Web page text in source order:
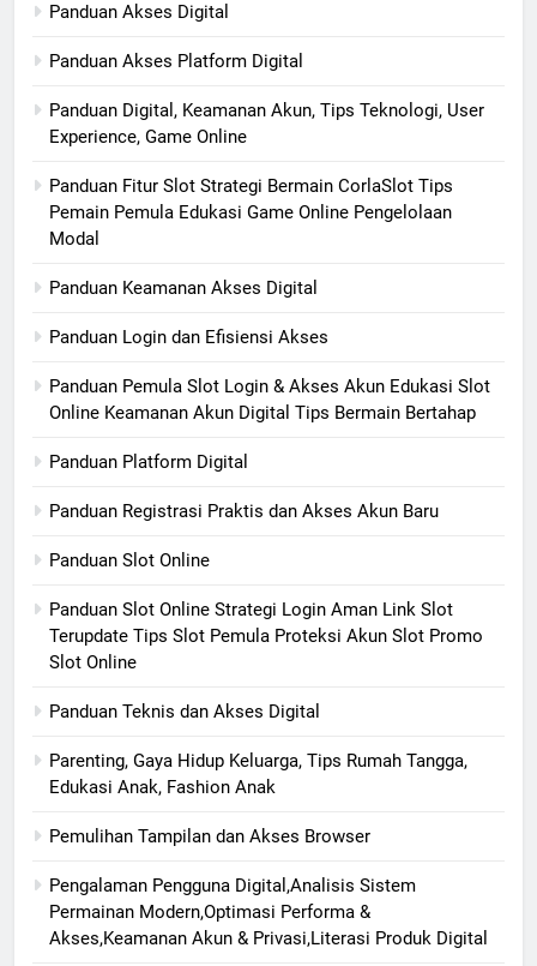
Panduan Akses Digital
Panduan Akses Platform Digital
Panduan Digital, Keamanan Akun, Tips Teknologi, User
Experience, Game Online
Panduan Fitur Slot Strategi Bermain CorlaSlot Tips
Pemain Pemula Edukasi Game Online Pengelolaan
Modal
Panduan Keamanan Akses Digital
Panduan Login dan Efisiensi Akses
Panduan Pemula Slot Login & Akses Akun Edukasi Slot
Online Keamanan Akun Digital Tips Bermain Bertahap
Panduan Platform Digital
Panduan Registrasi Praktis dan Akses Akun Baru
Panduan Slot Online
Panduan Slot Online Strategi Login Aman Link Slot
Terupdate Tips Slot Pemula Proteksi Akun Slot Promo
Slot Online
Panduan Teknis dan Akses Digital
Parenting, Gaya Hidup Keluarga, Tips Rumah Tangga,
Edukasi Anak, Fashion Anak
Pemulihan Tampilan dan Akses Browser
Pengalaman Pengguna Digital,Analisis Sistem
Permainan Modern,Optimasi Performa &
Akses,Keamanan Akun & Privasi,Literasi Produk Digital